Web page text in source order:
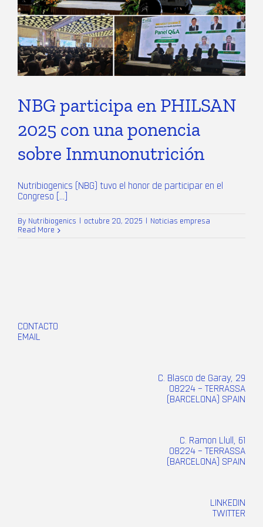
NBG participa en PHILSAN
2025 con una ponencia
sobre Inmunonutrición
Nutribiogenics (NBG) tuvo el honor de participar en el
Congreso [...]
By Nutribiogenics octubre 20, 2025
Noticias empresa
Read More
CONTACTO
EMAIL
C. Blasco de Garay, 29
08224 – TERRASSA
(BARCELONA) SPAIN
C. Ramon Llull, 61
08224 – TERRASSA
(BARCELONA) SPAIN
LINKEDIN
TWITTER